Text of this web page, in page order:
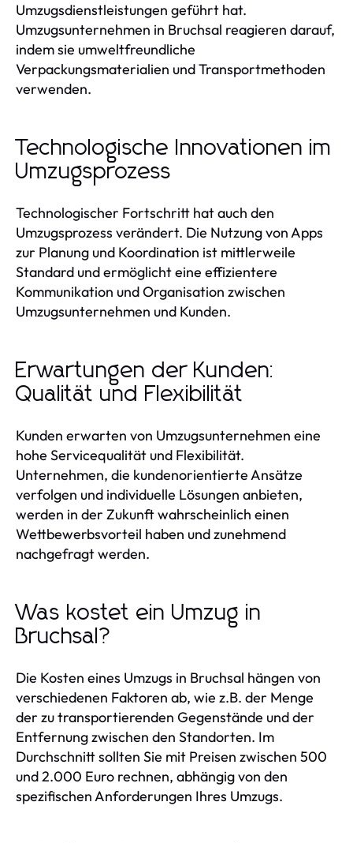
Umzugsdienstleistungen geführt hat.
Umzugsunternehmen in Bruchsal reagieren darauf,
indem sie umweltfreundliche
Verpackungsmaterialien und Transportmethoden
verwenden.
Technologische Innovationen im
Umzugsprozess
Technologischer Fortschritt hat auch den
Umzugsprozess verändert. Die Nutzung von Apps
zur Planung und Koordination ist mittlerweile
Standard und ermöglicht eine effizientere
Kommunikation und Organisation zwischen
Umzugsunternehmen und Kunden.
Erwartungen der Kunden:
Qualität und Flexibilität
Kunden erwarten von Umzugsunternehmen eine
hohe Servicequalität und Flexibilität.
Unternehmen, die kundenorientierte Ansätze
verfolgen und individuelle Lösungen anbieten,
werden in der Zukunft wahrscheinlich einen
Wettbewerbsvorteil haben und zunehmend
nachgefragt werden.
Was kostet ein Umzug in
Bruchsal?
Die Kosten eines Umzugs in Bruchsal hängen von
verschiedenen Faktoren ab, wie z.B. der Menge
der zu transportierenden Gegenstände und der
Entfernung zwischen den Standorten. Im
Durchschnitt sollten Sie mit Preisen zwischen 500
und 2.000 Euro rechnen, abhängig von den
spezifischen Anforderungen Ihres Umzugs.